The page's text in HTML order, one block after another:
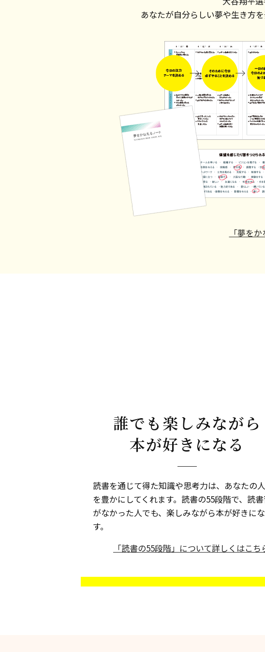
あなたが自分らしい夢や生き方
「夢を
誰でも楽しみながら
本が好きになる
読書を通じて得た知識や思考力は、あなたの
を豊かにしてくれます。読書の55段階で、読
がなかった人でも、楽しみながら本が好きに
す。
「読書の55段階」について詳しくはこち